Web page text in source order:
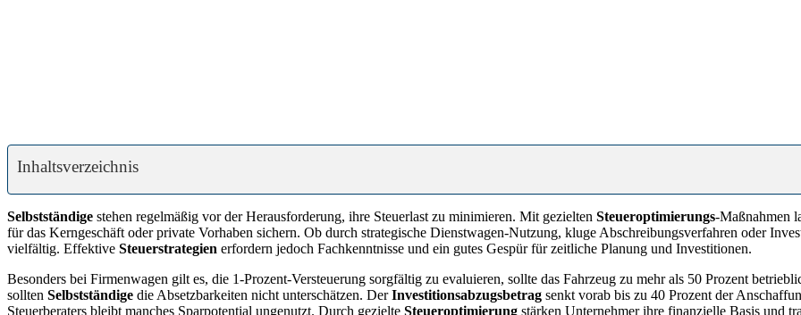
Inhaltsverzeichnis
Selbstständige stehen regelmäßig vor der Herausforderung, ihre Steuerlast zu minimieren. Mit gezielten Steueroptimierungs-Maßnahmen
für das Kerngeschäft oder private Vorhaben sichern. Ob durch strategische Dienstwagen-Nutzung, kluge Abschreibungsverfahren oder
vielfältig. Effektive Steuerstrategien erfordern jedoch Fachkenntnisse und ein gutes Gespür für zeitliche Planung und Investitionen.
Besonders bei Firmenwagen gilt es, die 1-Prozent-Versteuerung sorgfältig zu evaluieren, sollte das Fahrzeug zu mehr als 50 Prozent
sollten Selbstständige die Absetzbarkeiten nicht unterschätzen. DerInvestitionsabzugsbetrag senkt vorab bis zu 40 Prozent der
Steuerberaters bleibt manches Sparpotential ungenutzt. Durch gezielte Steueroptimierung stärken Unternehmer ihre finanzielle Basis und